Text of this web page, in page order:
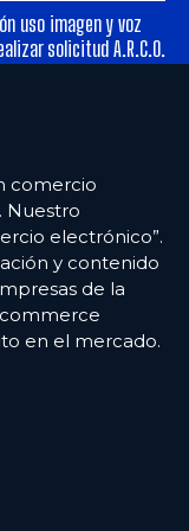
uso imagen y voz
solicitud A.R.C.O.
comercio
Nuestro
electrónico”.
y contenido
de la
en el mercado.